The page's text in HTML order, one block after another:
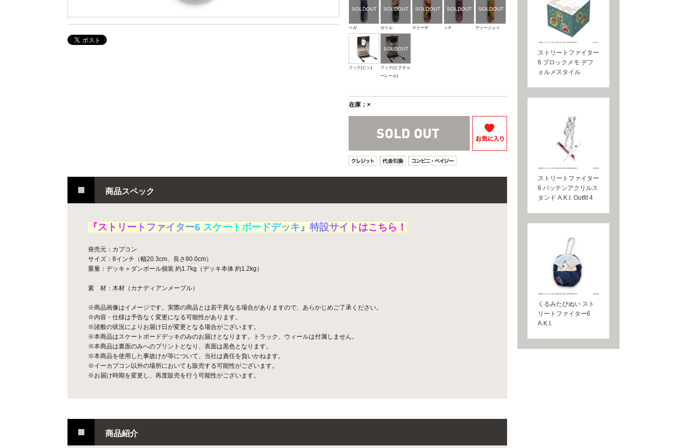
ベガ ガイル マリーザ ＪＰ ディージェイ
フック(ピン)
フック(ピクチャ
ーレール)
在庫：×
商品スペック
『ス ト リ ー ト フ ァイター6 スケー トボー ドデッキ 』 特設サイ トはこちら ！
発売元：カプコン
サイズ：8インチ（幅20.3cm、長さ80.0cm）
重量：デッキ＋ダンボール個装 約1.7kg（デッキ本体 約1.2kg）
素 材：木材（カナディアンメープル）
※商品画像はイメージです。実際の商品とは若干異なる場合がありますので、あらかじめご了承ください。
※内容・仕様は予告なく変更になる可能性があります。
※諸般の状況によりお届け日が変更となる場合がございます。
※本商品はスケートボードデッキのみのお届けとなります。トラック、ウィールは付属しません。
※本商品は裏面のみへのプリントとなり、表面は黒色となります。
※本商品を使用した事故けが等について、当社は責任を負いかねます。
※イーカプコン以外の場所においても販売する可能性がございます。
※お届け時期を変更し、再度販売を行う可能性がございます。
商品紹介
ストリートファイター
6 ブロックメモ デフ
ォルメスタイル
ストリートファイター
6 バッテンアクリルス
タンド A.K.I. Outfit 4
くるみたぴぬい スト
リートファイター6
A.K.I.